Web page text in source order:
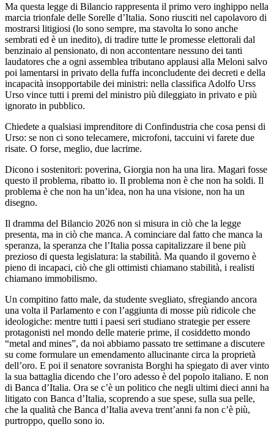
Ma questa legge di Bilancio rappresenta il primo vero inghippo nella
marcia trionfale delle Sorelle d’Italia. Sono riusciti nel capolavoro di
mostrarsi litigiosi (lo sono sempre, ma stavolta lo sono anche
sembrati ed è un inedito), di tradire tutte le promesse elettorali dal
benzinaio al pensionato, di non accontentare nessuno dei tanti
laudatores che a ogni assemblea tributano applausi alla Meloni salvo
poi lamentarsi in privato della fuffa inconcludente dei decreti e della
incapacità insopportabile dei ministri: nella classifica Adolfo Urss
Urso vince tutti i premi del ministro più dileggiato in privato e più
ignorato in pubblico.
Chiedete a qualsiasi imprenditore di Confindustria che cosa pensi di
Urso: se non ci sono telecamere, microfoni, taccuini vi farete due
risate. O forse, meglio, due lacrime.
Dicono i sostenitori: poverina, Giorgia non ha una lira. Magari fosse
questo il problema, ribatto io. Il problema non è che non ha soldi. Il
problema è che non ha un’idea, non ha una visione, non ha un
disegno.
Il dramma del Bilancio 2026 non si misura in ciò che la legge
presenta, ma in ciò che manca. A cominciare dal fatto che manca la
speranza, la speranza che l’Italia possa capitalizzare il bene più
prezioso di questa legislatura: la stabilità. Ma quando il governo è
pieno di incapaci, ciò che gli ottimisti chiamano stabilità, i realisti
chiamano immobilismo.
Un compitino fatto male, da studente svegliato, sfregiando ancora
una volta il Parlamento e con l’aggiunta di mosse più ridicole che
ideologiche: mentre tutti i paesi seri studiano strategie per essere
protagonisti nel mondo delle materie prime, il cosiddetto mondo
“metal and mines”, da noi abbiamo passato tre settimane a discutere
su come formulare un emendamento allucinante circa la proprietà
dell’oro. E poi il senatore sovranista Borghi ha spiegato di aver vinto
la sua battaglia dicendo che l’oro adesso è del popolo italiano. E non
di Banca d’Italia. Ora se c’è un politico che negli ultimi dieci anni ha
litigato con Banca d’Italia, scoprendo a sue spese, sulla sua pelle,
che la qualità che Banca d’Italia aveva trent’anni fa non c’è più,
purtroppo, quello sono io.